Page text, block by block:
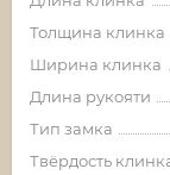
Толщина клинка
Ширина клинка
Длина рукояти
Тип замка
Твёрдость